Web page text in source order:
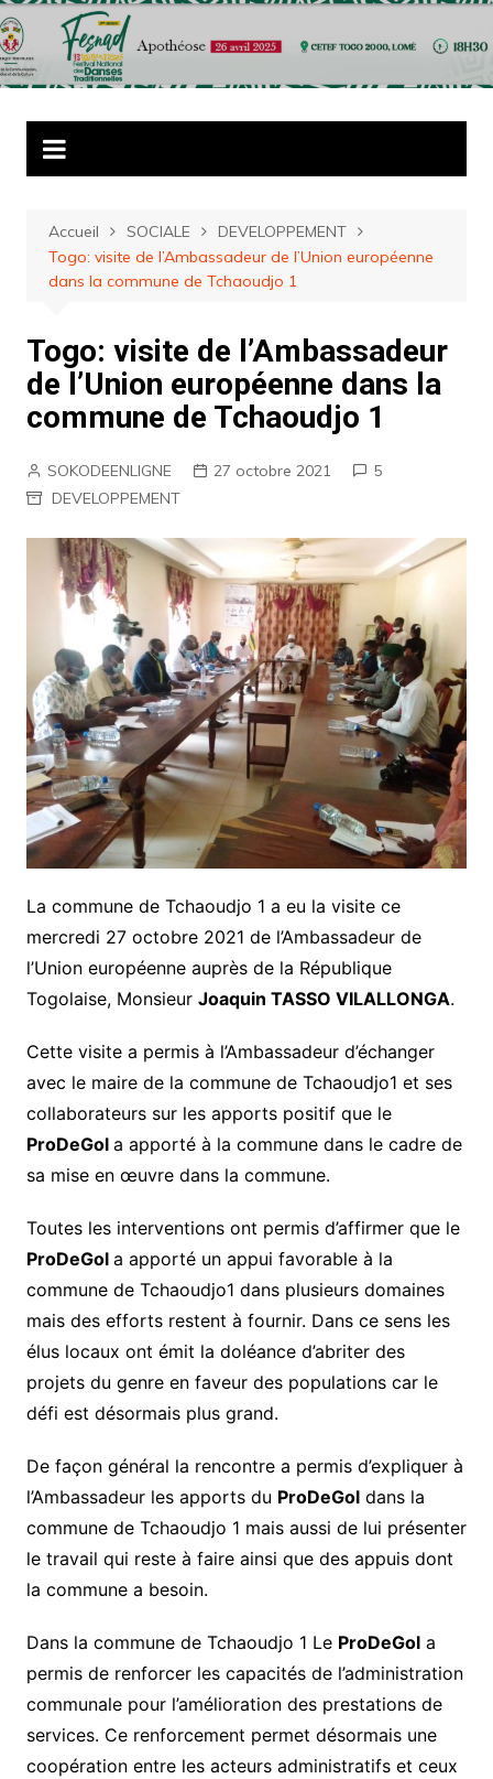
Aller
au
contenu
Accueil SOCIALE
DEVELOPPEMENT
Togo: visite de l’Ambassadeur de l’Union européenne
dans la commune de Tchaoudjo 1
Togo: visite de l’Ambassadeur
de l’Union européenne dans la
commune de Tchaoudjo 1
SOKODEENLIGNE 27 octobre 2021
5
DEVELOPPEMENT
La commune de Tchaoudjo 1 a eu la visite ce
mercredi 27 octobre 2021 de l’Ambassadeur de
l’Union européenne auprès de la République
Togolaise, Monsieur Joaquin TASSO VILALLONGA.
Cette visite a permis à l’Ambassadeur d’échanger
avec le maire de la commune de Tchaoudjo1 et ses
collaborateurs sur les apports positif que le
ProDeGol a apporté à la commune dans le cadre de
sa mise en œuvre dans la commune.
Toutes les interventions ont permis d’affirmer que le
ProDeGol a apporté un appui favorable à la
commune de Tchaoudjo1 dans plusieurs domaines
mais des efforts restent à fournir. Dans ce sens les
élus locaux ont émit la doléance d’abriter des
projets du genre en faveur des populations car le
défi est désormais plus grand.
De façon général la rencontre a permis d’expliquer à
l’Ambassadeur les apports du ProDeGoldans la
commune de Tchaoudjo 1 mais aussi de lui présenter
le travail qui reste à faire ainsi que des appuis dont
la commune a besoin.
Dans la commune de Tchaoudjo 1 Le ProDeGola
permis de renforcer les capacités de l’administration
communale pour l’amélioration des prestations de
services. Ce renforcement permet désormais une
coopération entre les acteurs administratifs et ceux